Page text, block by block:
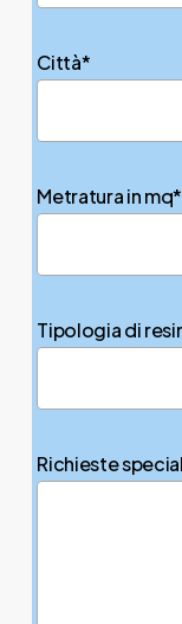
Città*
Metratura in mq*
Tipologia di
Richieste